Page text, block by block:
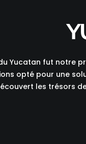
Yucatan fut notre
opté pour une
les trésors